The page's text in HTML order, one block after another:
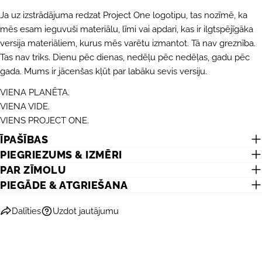
Ja uz izstrādājuma redzat Project One logotipu, tas nozīmē, ka
mēs esam ieguvuši materiālu, līmi vai apdari, kas ir ilgtspējīgāka
versija materiāliem, kurus mēs varētu izmantot. Tā nav greznība.
Tas nav triks. Dienu pēc dienas, nedēļu pēc nedēļas, gadu pēc
gada. Mums ir jācenšas kļūt par labāku sevis versiju.
VIENA PLANĒTA.
VIENA VIDE.
VIENS PROJECT ONE.
ĪPAŠĪBAS
PIEGRIEZUMS & IZMĒRI
PAR ZĪMOLU
PIEGĀDE & ATGRIEŠANA
Dalīties
DALĪTIES AR ŠO PRODUKTU
Dalīties
Uzdot jautājumu
Jūsu
Jūsu
e-
pasts
Jūsu
Jūsu